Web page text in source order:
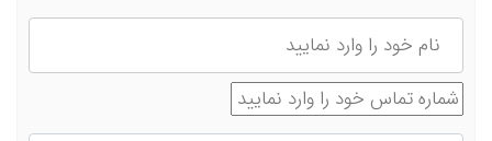
نام
شماره تماس